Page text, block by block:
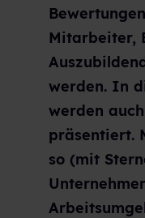
Mitarbeiter,
werden. In
werden
präsentiert.
so (mit